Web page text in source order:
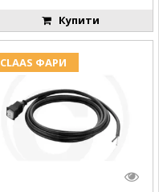
Купити
CLAAS ФАРИ